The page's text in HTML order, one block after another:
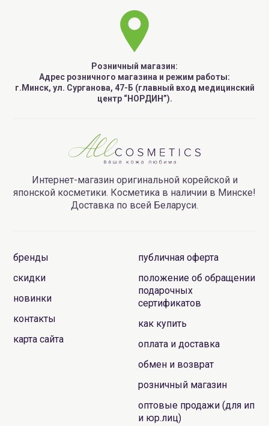
Розничный магазин:
Адрес розничного магазина и режим работы:
г.Минск, ул. Сурганова, 47-Б (главный вход медицинский
центр “НОРДИН”).
Интернет-магазин оригинальной корейской и
японской косметики. Косметика в наличии в Минске!
Доставка по всей Беларуси.
бренды
скидки
новинки
контакты
карта сайта
публичная оферта
положение об обращении
подарочных
сертификатов
как купить
оплата и доставка
обмен и возврат
розничный магазин
оптовые продажи (для ип
и юр.лиц)